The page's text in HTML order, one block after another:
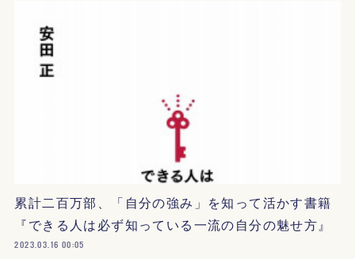
累計二百万部、「自分の強み」を知って活かす書籍
『できる人は必ず知っている一流の自分の魅せ方』
2023.03.16 00:05